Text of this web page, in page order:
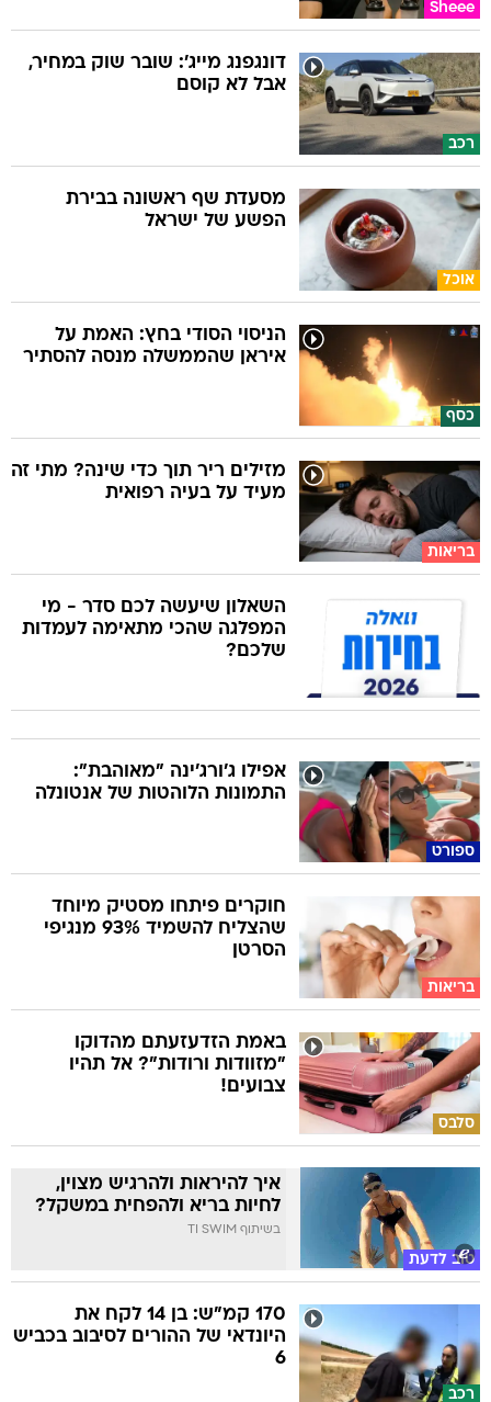
Sheee
רכב
דונגפנג מייג': שובר שוק במחיר,
אבל לא קוסם
אוכל
מסעדת שף ראשונה בבירת
הפשע של ישראל
כסף
הניסוי הסודי בחץ: האמת על
איראן שהממשלה מנסה להסתיר
בריאות
מזילים ריר תוך כדי שינה? מתי זה
מעיד על בעיה רפואית
השאלון שיעשה לכם סדר - מי
המפלגה שהכי מתאימה לעמדות
שלכם?
ספורט
אפילו ג'ורג'ינה "מאוהבת":
התמונות הלוהטות של אנטונלה
בריאות
חוקרים פיתחו מסטיק מיוחד
שהצליח להשמיד 93% מנגיפי
הסרטן
סלבס
באמת הזדעזעתם מהדוקו
"מזוודות ורודות"? אל תהיו
צבועים!
טוב לדעת
איך להיראות ולהרגיש מצוין,
לחיות בריא ולהפחית במשקל?
בשיתוף TI SWIM
רכב
170 קמ"ש: בן 14 לקח את
היונדאי של ההורים לסיבוב בכביש
6